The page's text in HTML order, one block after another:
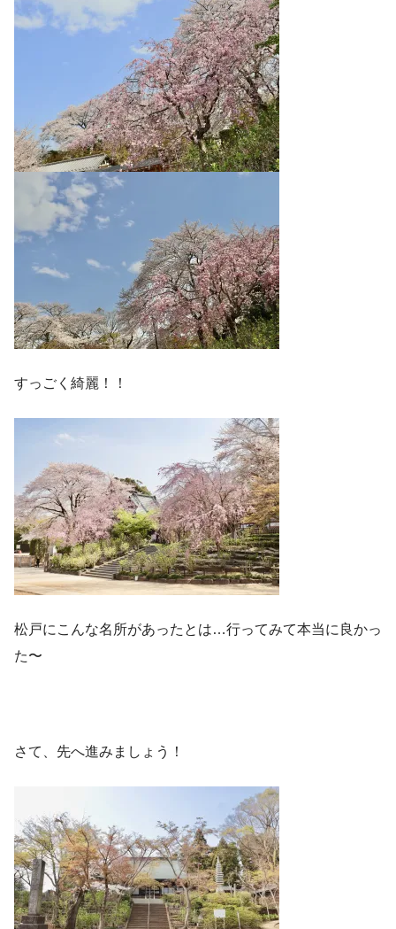
すっごく綺麗！！
松戸にこんな名所があったとは…行ってみて本当に良かっ
た〜
さて、先へ進みましょう！